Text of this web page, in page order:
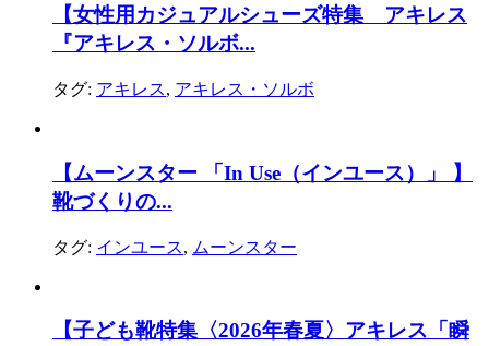
【女性用カジュアルシューズ特集 アキレス
『アキレス・ソルボ...
タグ: アキレス, アキレス・ソルボ
【ムーンスター 「In Use（インユース）」 】
靴づくりの...
タグ: インユース, ムーンスター
【子ども靴特集〈2026年春夏〉アキレス「瞬